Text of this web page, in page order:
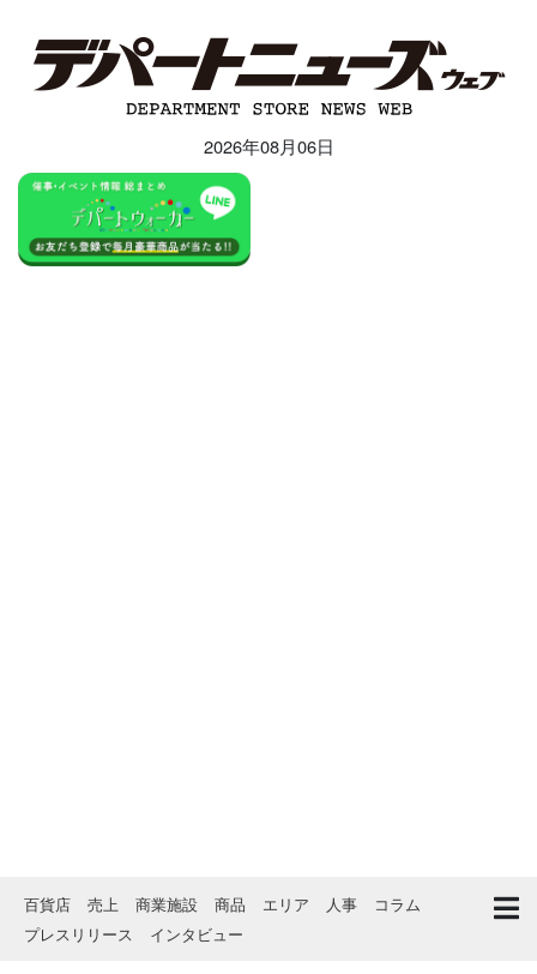
2026年08月06日
百貨店 売上 商業施設 商品 エリア 人事
コラム
プレスリリース
インタビュー